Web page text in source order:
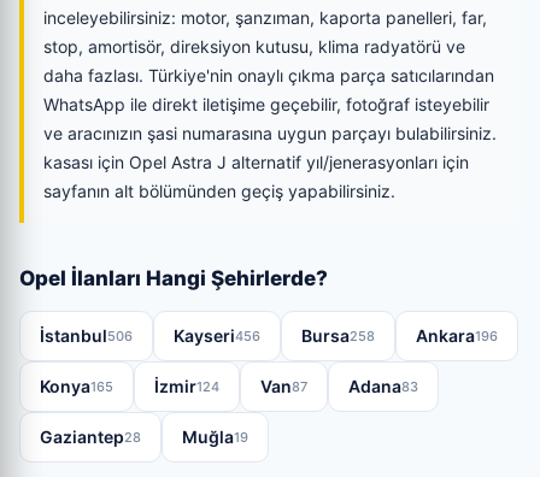
inceleyebilirsiniz: motor, şanzıman, kaporta panelleri, far,
stop, amortisör, direksiyon kutusu, klima radyatörü ve
daha fazlası. Türkiye'nin onaylı çıkma parça satıcılarından
WhatsApp ile direkt iletişime geçebilir, fotoğraf isteyebilir
ve aracınızın şasi numarasına uygun parçayı bulabilirsiniz.
kasası için Opel Astra J alternatif yıl/jenerasyonları için
sayfanın alt bölümünden geçiş yapabilirsiniz.
Opel İlanları Hangi Şehirlerde?
İstanbul506 Kayseri456 Bursa258 Ankara196
Konya165 İzmir124 Van87 Adana83
Gaziantep28 Muğla19